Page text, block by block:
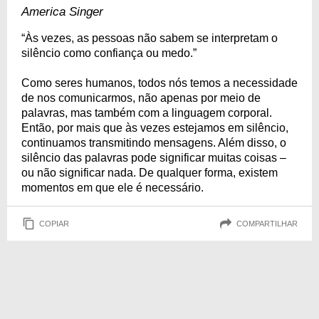
America Singer
“Às vezes, as pessoas não sabem se interpretam o
silêncio como confiança ou medo.”
Como seres humanos, todos nós temos a necessidade
de nos comunicarmos, não apenas por meio de
palavras, mas também com a linguagem corporal.
Então, por mais que às vezes estejamos em silêncio,
continuamos transmitindo mensagens. Além disso, o
silêncio das palavras pode significar muitas coisas –
ou não significar nada. De qualquer forma, existem
momentos em que ele é necessário.
COPIAR COMPARTILHAR